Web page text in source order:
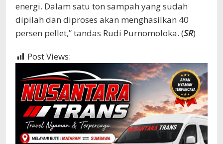
energi. Dalam satu ton sampah yang sudah
dipilah dan diproses akan menghasilkan 40
persen pellet,” tandas Rudi Purnomoloka. (SR)
Post Views: